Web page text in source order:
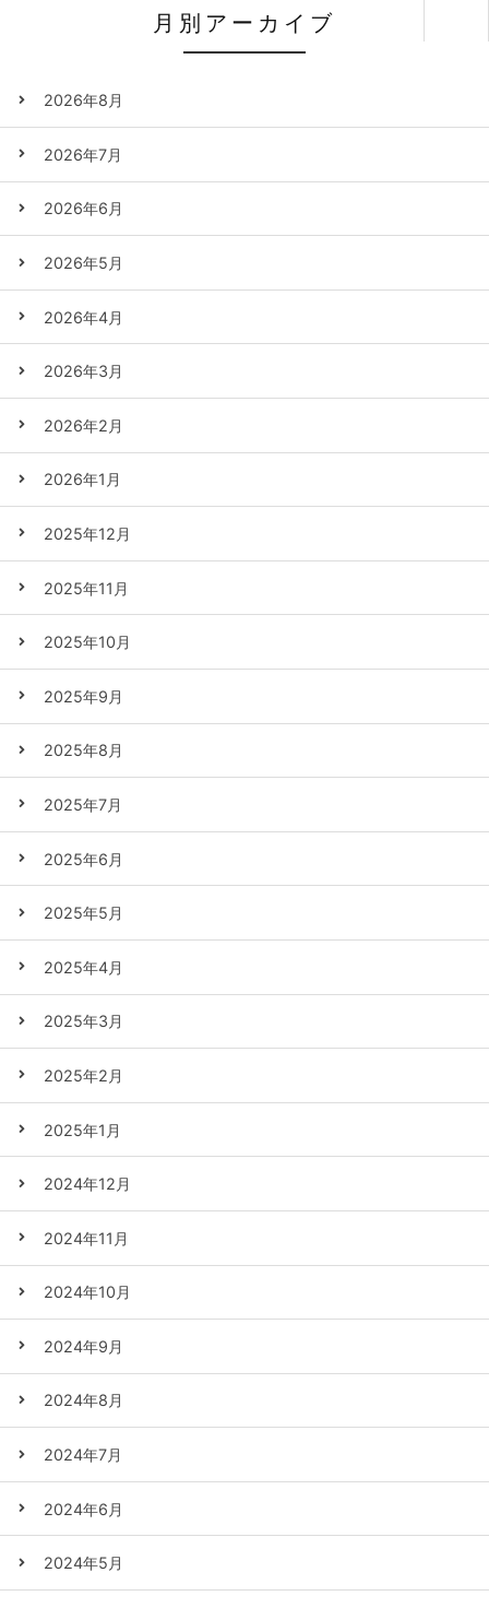
月別アーカイブ
2026年8月
2026年7月
2026年6月
2026年5月
2026年4月
2026年3月
2026年2月
2026年1月
2025年12月
2025年11月
2025年10月
2025年9月
2025年8月
2025年7月
2025年6月
2025年5月
2025年4月
2025年3月
2025年2月
2025年1月
2024年12月
2024年11月
2024年10月
2024年9月
2024年8月
2024年7月
2024年6月
2024年5月